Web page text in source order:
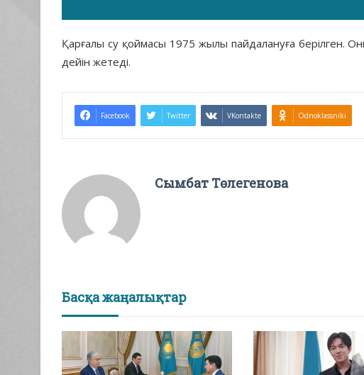
Қарғалы су қоймасы 1975 жылы пайдалануға берілген.
дейін жетеді.
Facebook Twitter VKontakte Odnoklassniki
Сымбат Төлегенова
Басқа жаңалықтар